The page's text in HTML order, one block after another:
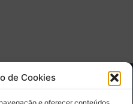
de Cookies
SOBRE NÓS